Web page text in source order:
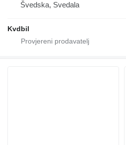
Švedska, Svedala
Kvdbil